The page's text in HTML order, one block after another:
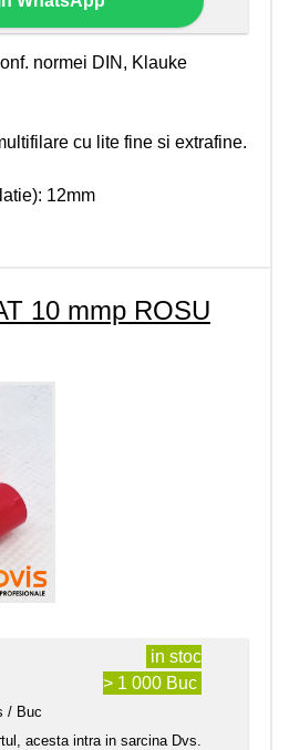
normei DIN, Klauke
cu lite fine si extrafine.
12mm
10 mmp ROSU
in stoc
> 1 000 Buc
/ Buc
acesta intra in sarcina Dvs.